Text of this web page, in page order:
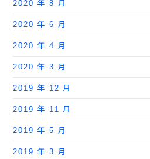
2020 年 8 月
2020 年 6 月
2020 年 4 月
2020 年 3 月
2019 年 12 月
2019 年 11 月
2019 年 5 月
2019 年 3 月